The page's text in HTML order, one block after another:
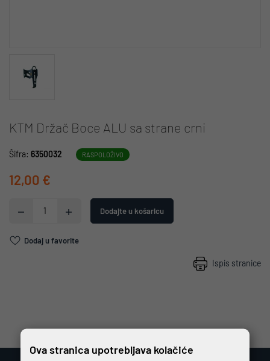
KTM Držač Boce ALU sa strane crni
Šifra: 6350032 RASPOLOŽIVO
12,00 €
Dodajte u košaricu
Dodaj u favorite
Ispis stranice
Ova stranica upotrebljava kolačiće